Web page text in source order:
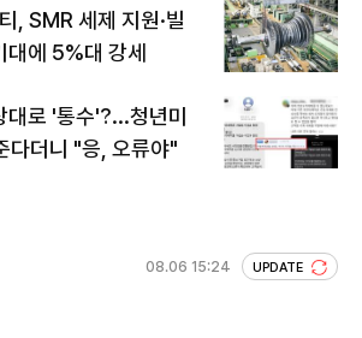
, SMR 세제 지원·빌
대에 5%대 강세
대로 '통수'?...청년미
다더니 "응, 오류야"
08.06 15:24 UPDATE